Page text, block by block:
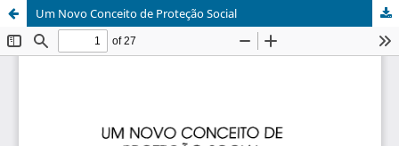
Um Novo Conceito de Proteção Social